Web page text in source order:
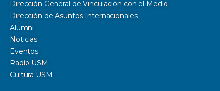
Dirección General de Vinculación con el Medio
Dirección de Asuntos Internacionales
Alumni
Noticias
Eventos
Radio USM
Cultura USM